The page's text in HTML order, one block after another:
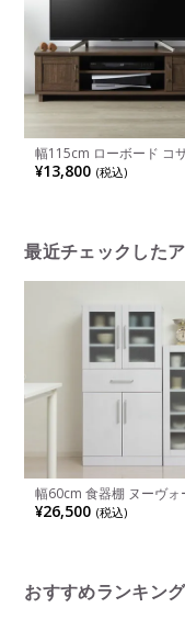
幅115cm ローボード コ
～45型対応 木目調 可動棚
線穴付き 収納 テレビボー
¥13,800 (税込)
最近チェックした
幅60cm 食器棚 ヌーヴォ
さ120cm メラミン カップ
ード スリム キッチンボー
¥26,500 (税込)
おすすめランキング